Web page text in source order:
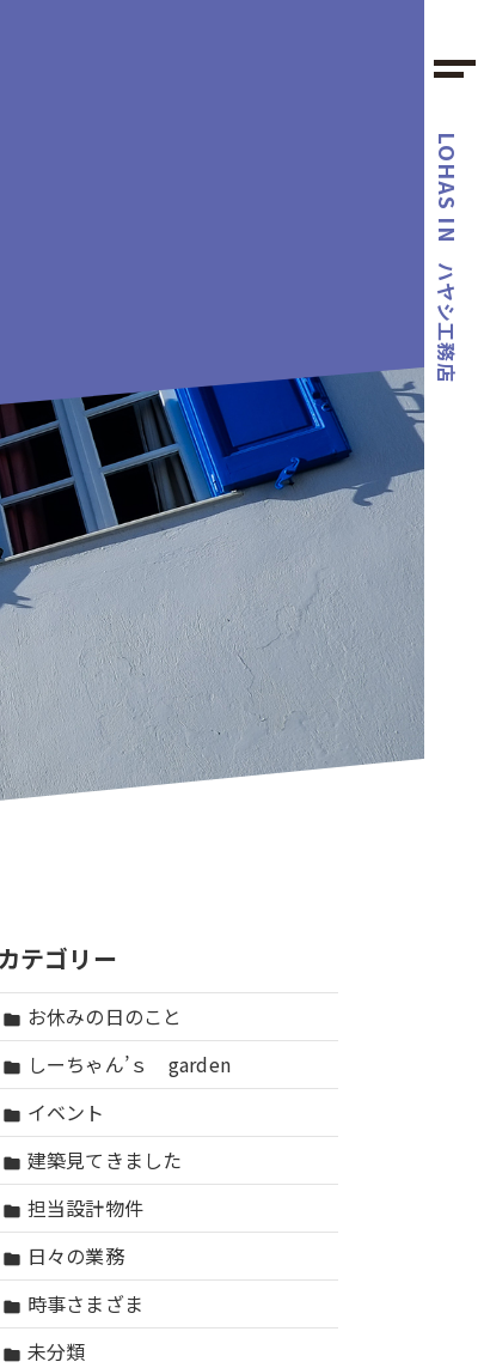
LOHAS IN
ハヤシ工務店
カテゴリー
folder お休みの日のこと
folder しーちゃん’ｓ garden
folder イベント
folder 建築見てきました
folder 担当設計物件
folder 日々の業務
folder 時事さまざま
folder 未分類